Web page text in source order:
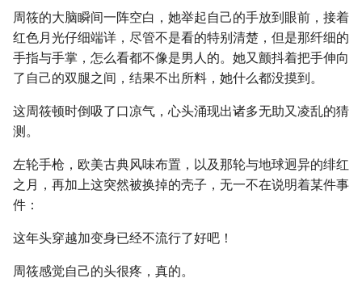
周筱的大脑瞬间一阵空白，她举起自己的手放到眼前，接着
红色月光仔细端详，尽管不是看的特别清楚，但是那纤细的
手指与手掌，怎么看都不像是男人的。她又颤抖着把手伸向
了自己的双腿之间，结果不出所料，她什么都没摸到。
这周筱顿时倒吸了口凉气，心头涌现出诸多无助又凌乱的猜
测。
左轮手枪，欧美古典风味布置，以及那轮与地球迥异的绯红
之月，再加上这突然被换掉的壳子，无一不在说明着某件事
件：
这年头穿越加变身已经不流行了好吧！
周筱感觉自己的头很疼，真的。